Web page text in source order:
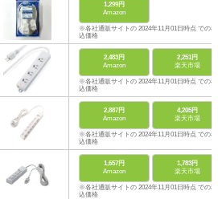
1,299円
Amazon
※各社通販サイトの 2024年11月01日時点 での税
込価格
2,483円
Amazon
2,251円
楽天市場
※各社通販サイトの 2024年11月01日時点 での税
込価格
2,887円
Amazon
4,205円
楽天市場
※各社通販サイトの 2024年11月01日時点 での税
込価格
1,657円
Amazon
1,783円
楽天市場
※各社通販サイトの 2024年11月01日時点 での税
込価格